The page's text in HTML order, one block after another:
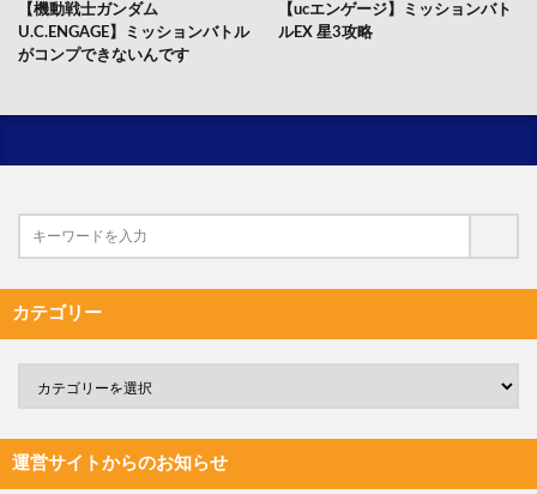
【機動戦士ガンダム
U.C.ENGAGE】ミッションバトル
がコンプできないんです
【ucエンゲージ】ミッションバト
ルEX 星3攻略
カテゴリー
運営サイトからのお知らせ